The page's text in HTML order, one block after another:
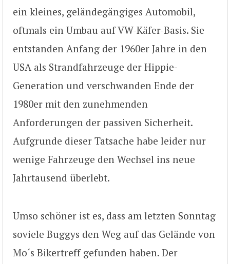
ein kleines, geländegängiges Automobil,
oftmals ein Umbau auf VW-Käfer-Basis. Sie
entstanden Anfang der 1960er Jahre in den
USA als Strandfahrzeuge der Hippie-
Generation und verschwanden Ende der
1980er mit den zunehmenden
Anforderungen der passiven Sicherheit.
Aufgrunde dieser Tatsache habe leider nur
wenige Fahrzeuge den Wechsel ins neue
Jahrtausend überlebt.
Umso schöner ist es, dass am letzten Sonntag
soviele Buggys den Weg auf das Gelände von
Mo´s Bikertreff gefunden haben. Der